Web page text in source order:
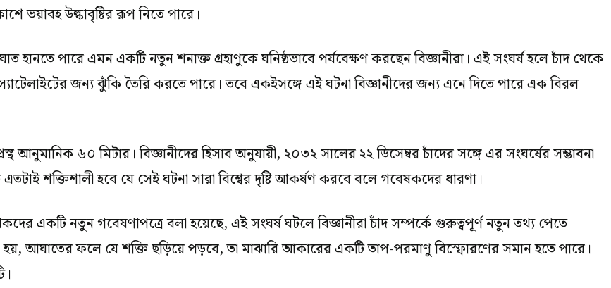
ভয়াবহ উল্কাবৃষ্টির রূপ নিতে পারে।
হানতে পারে এমন একটি নতুন শনাক্ত গ্রহাণুকে ঘনিষ্ঠভাবে পর্যবেক্ষণ করছেন বিজ্ঞানীরা। এই সংঘর্ষ হলে চাঁদ থেকে
জন্য ঝুঁকি তৈরি করতে পারে। তবে একইসঙ্গে এই ঘটনা বিজ্ঞানীদের জন্য এনে দিতে পারে এক বিরল
আনুমানিক ৬০ মিটার। বিজ্ঞানীদের হিসাব অনুযায়ী, ২০৩২ সালের ২২ ডিসেম্বর চাঁদের সঙ্গে এর সংঘর্ষের সম্ভাবনা
শক্তিশালী হবে যে সেই ঘটনা সারা বিশ্বের দৃষ্টি আকর্ষণ করবে বলে গবেষকদের ধারণা।
একটি নতুন গবেষণাপত্রে বলা হয়েছে, এই সংঘর্ষ ঘটলে বিজ্ঞানীরা চাঁদ সম্পর্কে গুরুত্বপূর্ণ নতুন তথ্য পেতে
হয়, আঘাতের ফলে যে শক্তি ছড়িয়ে পড়বে, তা মাঝারি আকারের একটি তাপ-পরমাণু বিস্ফোরণের সমান হতে পারে।